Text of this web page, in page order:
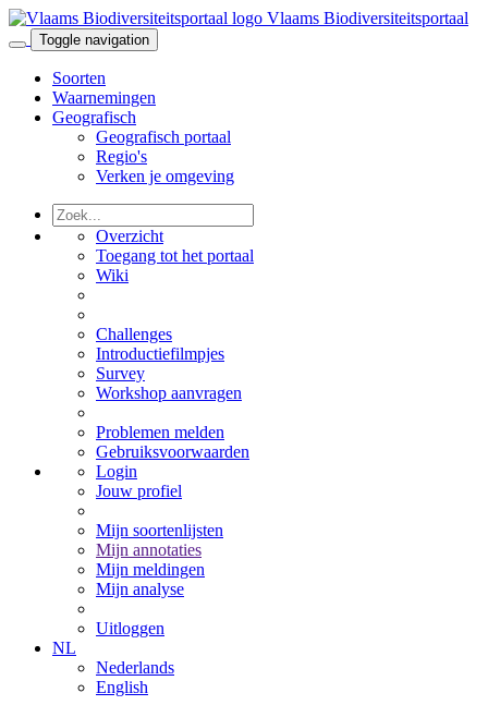
Vlaams Biodiversiteitsportaal
Toggle navigation
Soorten
Waarnemingen
Geografisch
Geografisch portaal
Regio's
Verken je omgeving
Overzicht
Toegang tot het portaal
Wiki
Challenges
Introductiefilmpjes
Survey
Workshop aanvragen
Problemen melden
Gebruiksvoorwaarden
Login
Jouw profiel
Mijn soortenlijsten
Mijn annotaties
Mijn meldingen
Mijn analyse
Uitloggen
NL
Nederlands
English